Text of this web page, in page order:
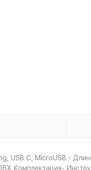
USB C, MicroUSB -
Комплектация-